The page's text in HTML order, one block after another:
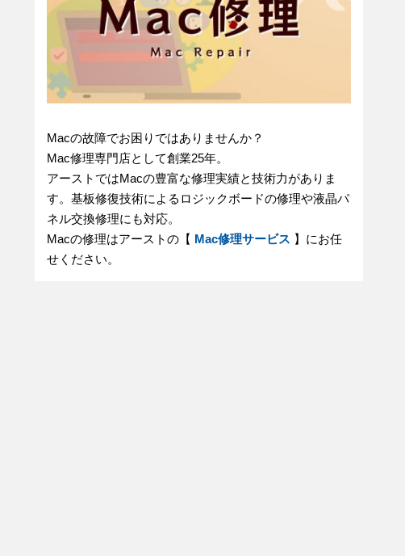
Macの故障でお困りではありませんか？
Mac修理専門店として創業25年。
アーストではMacの豊富な修理実績と技術力がありま
す。基板修復技術によるロジックボードの修理や液晶パ
ネル交換修理にも対応。
Macの修理はアーストの【 Mac修理サービス 】にお任
せください。